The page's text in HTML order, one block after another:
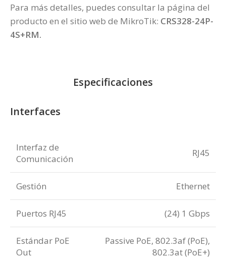
Para más detalles, puedes consultar la página del
producto en el sitio web de MikroTik: CRS328-24P-
4S+RM.
Especificaciones
Interfaces
Interfaz de
Comunicación
RJ45
Gestión Ethernet
Puertos RJ45 (24) 1 Gbps
Estándar PoE
Out
Passive PoE, 802.3af (PoE),
802.3at (PoE+)